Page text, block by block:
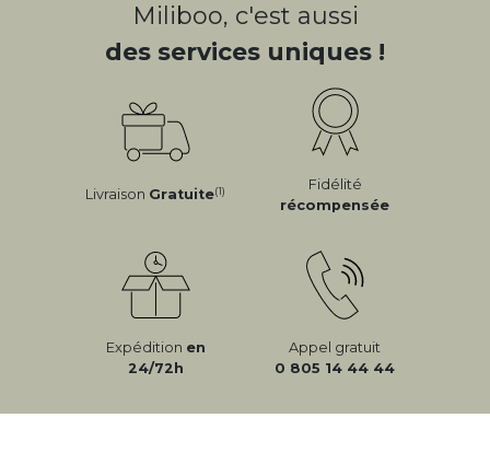
Miliboo, c'est aussi
des services uniques !
Livraison Gratuite(1)
Fidélité
récompensée
Expédition en
24/72h
Appel gratuit
0 805 14 44 44